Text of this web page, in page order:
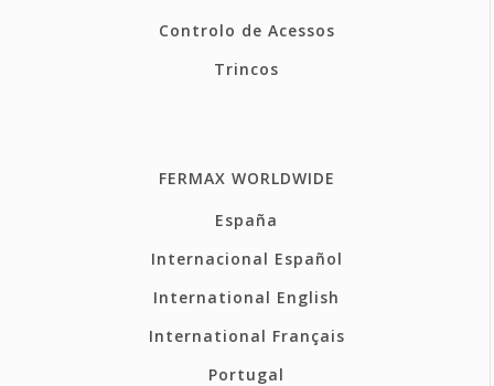
Controlo de Acessos
Trincos
FERMAX WORLDWIDE
España
Internacional Español
International English
International Français
Portugal